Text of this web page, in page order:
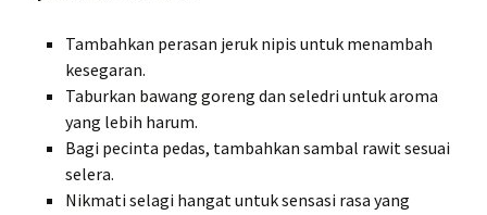
Tambahkan perasan jeruk nipis untuk menambah
kesegaran.
Taburkan bawang goreng dan seledri untuk aroma
yang lebih harum.
Bagi pecinta pedas, tambahkan sambal rawit sesuai
selera.
Nikmati selagi hangat untuk sensasi rasa yang